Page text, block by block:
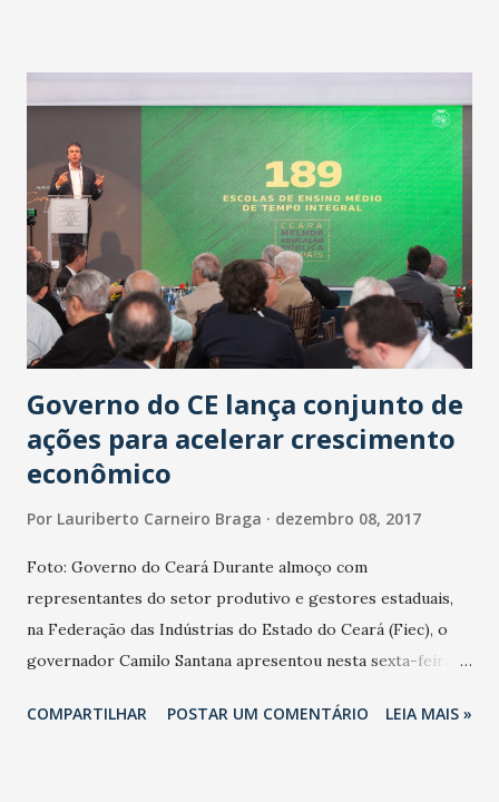
Os ingressos custam R$ 60,00 (inteira) e R$ 30,00 (meia
estudantil e meia solidária, esta última associada à doação
de um quilo de alimento não perecível) e garantem um
chope cortesia. Além do novo ambiente, que é climatizado e
oferece um amplo estacionamento, o festival dobrou o
número de torneiras, para agilizar ainda mais o serviço e
oferecer aos cervejeiros uma maior variedade de escolhas.
O contêine...
Governo do CE lança conjunto de
ações para acelerar crescimento
econômico
Por Lauriberto Carneiro Braga dezembro 08, 2017
Foto: Governo do Ceará Durante almoço com
representantes do setor produtivo e gestores estaduais,
na Federação das Indústrias do Estado do Ceará (Fiec), o
governador Camilo Santana apresentou nesta sexta-feira
crescimento da economia cearense. A nova ação do
COMPARTILHAR POSTAR UM COMENTÁRIO LEIA MAIS »